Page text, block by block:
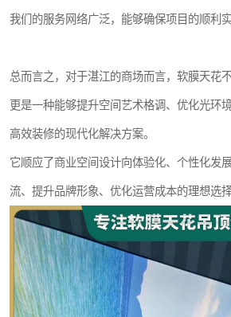
我们的服务网络广泛，能够确保项目的顺利
总而言之，对于湛江的商场而言，软膜天花
更是一种能够提升空间艺术格调、优化光环
高效装修的现代化解决方案。
它顺应了商业空间设计向体验化、个性化发
流、提升品牌形象、优化运营成本的理想选择